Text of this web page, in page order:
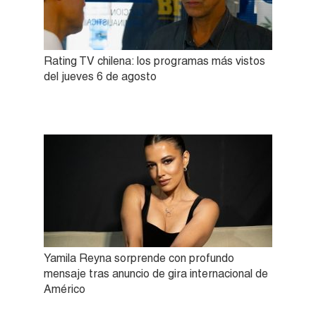
Rating TV chilena: los programas más vistos
del jueves 6 de agosto
Yamila Reyna sorprende con profundo
mensaje tras anuncio de gira internacional de
Américo